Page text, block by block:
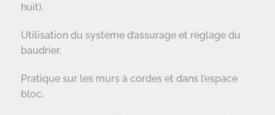
huit).
Utilisation du système d’assurage et réglage du
baudrier.
Pratique sur les murs à cordes et dans l’espace
bloc.